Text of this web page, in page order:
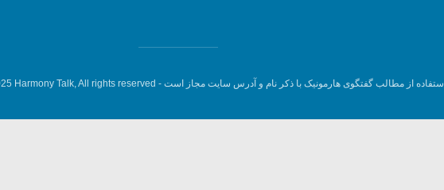
استفاده از مطالب گفتگوی هارمونیک با ذکر نام و آدرس سایت مجاز است - Harmony Talk, All rights reserved.